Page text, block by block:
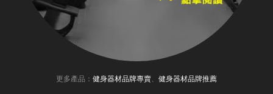
更多產品： 健身器材品牌專賣、 健身器材品牌推薦